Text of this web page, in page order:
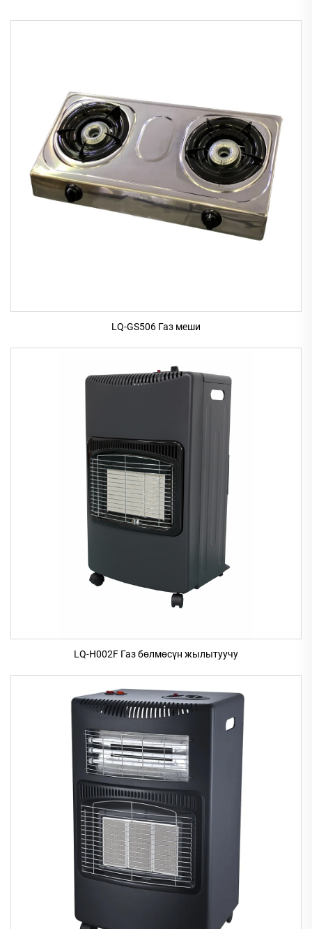
LQ-GS506 Газ меши
LQ-H002F Газ бөлмөсүн жылытуучу